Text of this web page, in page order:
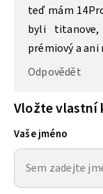
teď mám
byli
prémiový a ani
Odpovědět
Vložte vlastní
Vaše jméno